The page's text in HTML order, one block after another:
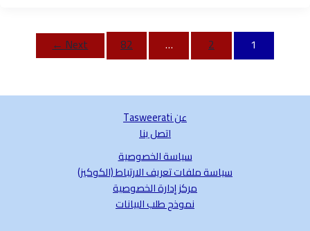
1
2
…
82
Next
←
عن Tasweerati
اتصل بنا
سياسة الخصوصية
سياسة ملفات تعريف الارتباط (الكوكيز)
مركز إدارة الخصوصية
نموذج طلب البيانات